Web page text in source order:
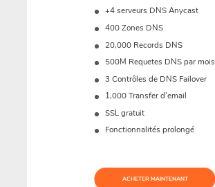
+4 serveurs DNS Anycast
400 Zones DNS
20,000 Records DNS
500M Requetes DNS par mois
3 Contrôles de DNS Failover
1,000 Transfer d'email
SSL gratuit
Fonctionnalités prolongé
ACHETER MAINTENANT